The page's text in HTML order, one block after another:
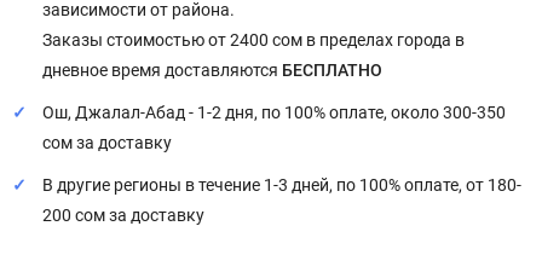
зависимости от района.
Заказы стоимостью от 2400 сом в пределах города в
дневное время доставляются БЕСПЛАТНО
Ош, Джалал-Абад - 1-2 дня, по 100% оплате, около 300-350
сом за доставку
В другие регионы в течение 1-3 дней, по 100% оплате, от 180-
200 сом за доставку